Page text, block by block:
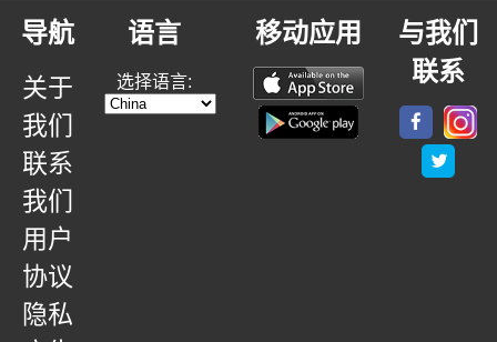
导航
关于
我们
联系
我们
用户
协议
隐私
语言
选择语言:
移动应用
与我们
联系